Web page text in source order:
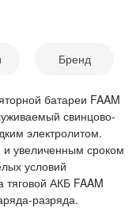
Бренд
батареи FAAM
свинцово-
электролитом.
увеличенным сроком
условий
тяговой АКБ FAAM
разряда.